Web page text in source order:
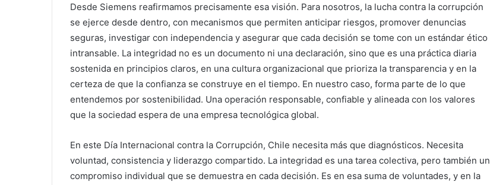
Desde Siemens reafirmamos precisamente esa visión. Para nosotros, la lucha contra la corrupción
se ejerce desde dentro, con mecanismos que permiten anticipar riesgos, promover denuncias
seguras, investigar con independencia y asegurar que cada decisión se tome con un estándar ético
intransable. La integridad no es un documento ni una declaración, sino que es una práctica diaria
sostenida en principios claros, en una cultura organizacional que prioriza la transparencia y en la
certeza de que la confianza se construye en el tiempo. En nuestro caso, forma parte de lo que
entendemos por sostenibilidad. Una operación responsable, confiable y alineada con los valores
que la sociedad espera de una empresa tecnológica global.
En este Día Internacional contra la Corrupción, Chile necesita más que diagnósticos. Necesita
voluntad, consistencia y liderazgo compartido. La integridad es una tarea colectiva, pero también un
compromiso individual que se demuestra en cada decisión. Es en esa suma de voluntades, y en la